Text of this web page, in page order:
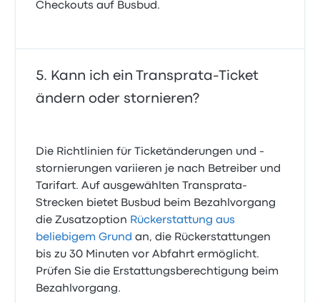
Checkouts auf Busbud.
Kann ich ein Transprata-Ticket
ändern oder stornieren?
Die Richtlinien für Ticketänderungen und -
stornierungen variieren je nach Betreiber und
Tarifart. Auf ausgewählten Transprata-
Strecken bietet Busbud beim Bezahlvorgang
die Zusatzoption Rückerstattung aus
beliebigem Grund an, die Rückerstattungen
bis zu 30 Minuten vor Abfahrt ermöglicht.
Prüfen Sie die Erstattungsberechtigung beim
Bezahlvorgang.